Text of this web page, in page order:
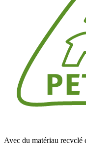
Avec du matériau recyclé